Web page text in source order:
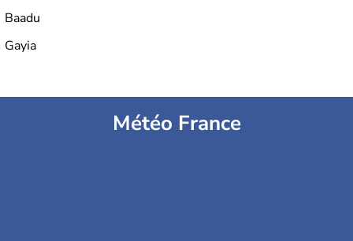
Baadu
Gayia
Météo France